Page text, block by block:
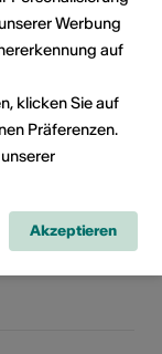
10 00
971 10 00
Werbung
auf
klicken Sie auf
Präferenzen.
Akzeptieren